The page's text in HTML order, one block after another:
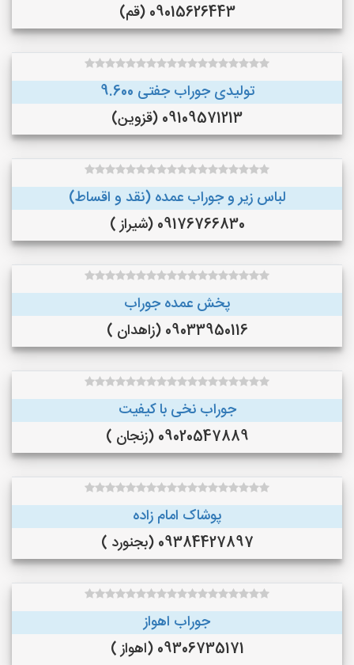
09015626443 (قم)
تولیدی جوراب جفتی 9.600
09109571213 (قزوین)
لباس زیر و جوراب عمده (نقد و اقساط)
09176766830 (شیراز )
پخش عمده جوراب
09033950116 (زاهدان )
جوراب نخی با کیفیت
09020547889 (زنجان )
پوشاک امام زاده
09384427897 (بجنورد )
جوراب اهواز
09306735171 (اهواز )